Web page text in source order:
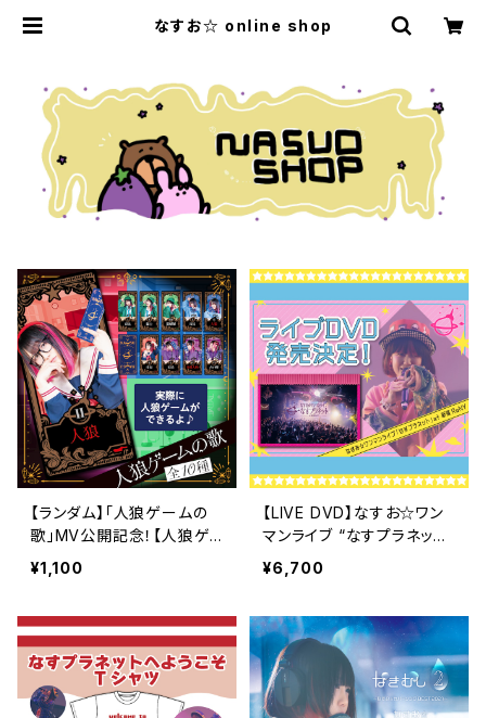
なすお☆ online shop
【ランダム】「人狼ゲームの
歌」MV公開記念！【人狼ゲ
ームカード】
¥1,100
【LIVE DVD】なすお☆ワン
マンライブ “なすプラネット”
at 新宿ReNY
¥6,700